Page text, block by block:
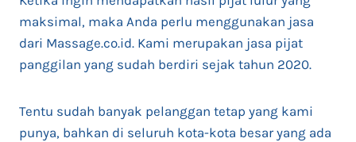
maksimal, maka Anda perlu menggunakan jasa
dari Massage.co.id. Kami merupakan jasa pijat
panggilan yang sudah berdiri sejak tahun 2020.
Tentu sudah banyak pelanggan tetap yang kami
punya, bahkan di seluruh kota-kota besar yang ada